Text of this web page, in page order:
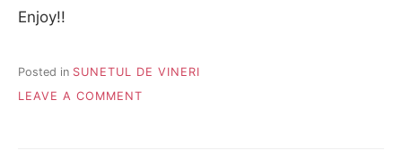
Enjoy!!
Posted in SUNETUL DE VINERI
LEAVE A COMMENT